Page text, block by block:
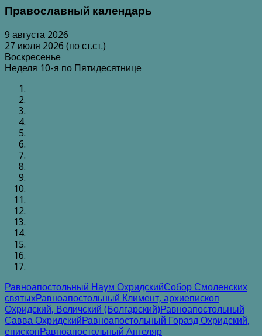
Православный календарь
9 августа 2026
27 июля 2026 (по ст.ст.)
Воскресенье
Неделя 10-я по Пятидесятнице
Равноапостольный Наум ОхридскийСобор Смоленских
святыхРавноапостольный Климент, архиепископ
Охридский, Величский (Болгарский)Равноапостольный
Савва ОхридскийРавноапостольный Горазд Охридский,
епископРавноапостольный Ангеляр